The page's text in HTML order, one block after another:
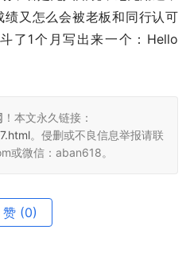
又怎么会被老板和同行认可
了1个月写出来一个：Hello
！本文永久链接：
。侵删或不良信息举报请联
或微信：aban618。
赞 (0)